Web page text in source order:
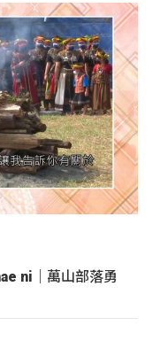
ni｜萬山部落勇